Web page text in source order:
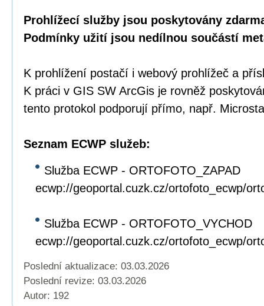
Prohlížecí služby jsou poskytovány
Podmínky užití jsou nedílnou součástí
K prohlížení postačí i webový prohlížeč a
K práci v GIS SW ArcGis je rovněž
tento protokol podporují přímo, např.
Seznam ECWP služeb:
Služba ECWP - ORTOFOTO_ZAPAD
ecwp://geoportal.cuzk.cz/ortofoto_ecwp/
Služba ECWP - ORTOFOTO_VYCHOD
ecwp://geoportal.cuzk.cz/ortofoto_ecwp/
Poslední aktualizace: 03.03.2026
Poslední revize: 03.03.2026
Autor: 192